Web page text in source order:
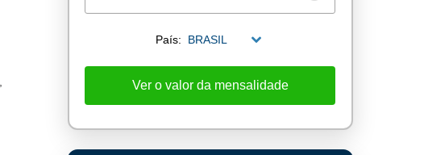
País: BRASIL
Ver o valor da mensalidade